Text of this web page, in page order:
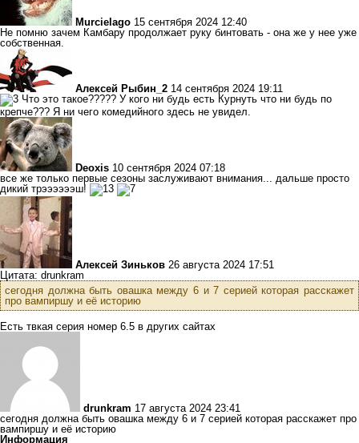
Murcielago 15 сентября 2024 12:40
Не помню зачем Камбару продолжает руку бинтовать - она же у нее уже
собственная.
Алексей Рыбин_2 14 сентября 2024 19:11
Что это такое????? У кого ни будь есть Курнуть что ни будь по
крепче??? Я ни чего комедийного здесь не увидел.
Deoxis 10 сентября 2024 07:18
все же только первые сезоны заслуживают внимания... дальше просто
дикий трээээээш!
Алексей Зиньков 26 августа 2024 17:51
Цитата: drunkram
сегодня должна быть овашка между 6 и 7 серией которая расскажет
про вампиршу и её историю
Есть твкая серия номер 6.5 в других сайтах
drunkram 17 августа 2024 23:41
сегодня должна быть овашка между 6 и 7 серией которая расскажет про
вампиршу и её историю
Информация